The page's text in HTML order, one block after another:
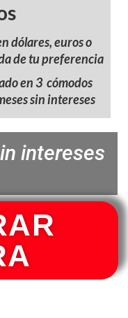
dólares, euros o
de tu preferencia
en 3 cómodos
sin intereses
intereses